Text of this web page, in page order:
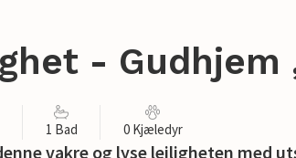
- Gudhjem
1 Bad 0 Kjæledyr
vakre og lyse leiligheten med